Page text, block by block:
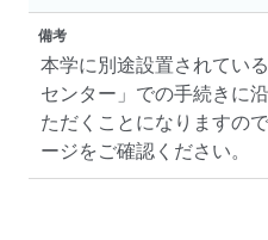
備考
本学に別途設置されてい
センター」での手続きに
ただくことになりますの
ージをご確認ください。